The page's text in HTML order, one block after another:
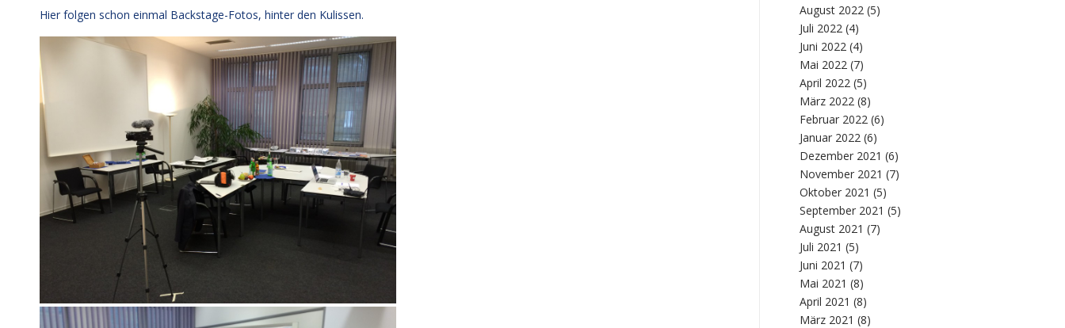
Hier folgen schon einmal Backstage-Fotos, hinter den Kulissen.
August 2022 (5)
Juli 2022 (4)
Juni 2022 (4)
Mai 2022 (7)
April 2022 (5)
März 2022 (8)
Februar 2022 (6)
Januar 2022 (6)
Dezember 2021 (6)
November 2021 (7)
Oktober 2021 (5)
September 2021 (5)
August 2021 (7)
Juli 2021 (5)
Juni 2021 (7)
Mai 2021 (8)
April 2021 (8)
März 2021 (8)